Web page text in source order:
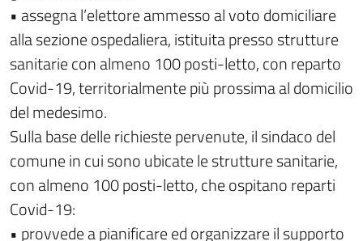
• assegna l’elettore ammesso al voto domiciliare
alla sezione ospedaliera, istituita presso strutture
sanitarie con almeno 100 posti-letto, con reparto
Covid-19, territorialmente più prossima al domicilio
del medesimo.
Sulla base delle richieste pervenute, il sindaco del
comune in cui sono ubicate le strutture sanitarie,
con almeno 100 posti-letto, che ospitano reparti
Covid-19:
• provvede a pianificare ed organizzare il supporto